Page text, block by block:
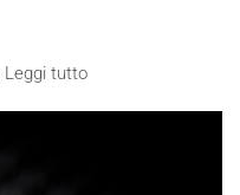
Leggi tutto